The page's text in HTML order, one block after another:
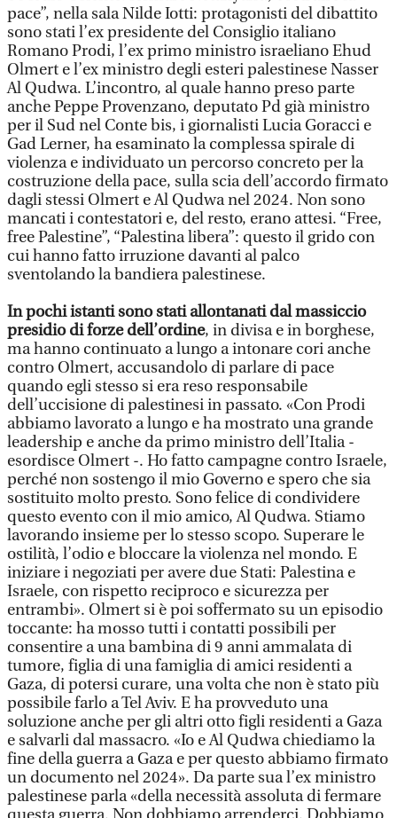
pace”, nella sala Nilde Iotti: protagonisti del dibattito
sono stati l’ex presidente del Consiglio italiano
Romano Prodi, l’ex primo ministro israeliano Ehud
Olmert e l’ex ministro degli esteri palestinese Nasser
Al Qudwa. L’incontro, al quale hanno preso parte
anche Peppe Provenzano, deputato Pd già ministro
per il Sud nel Conte bis, i giornalisti Lucia Goracci e
Gad Lerner, ha esaminato la complessa spirale di
violenza e individuato un percorso concreto per la
costruzione della pace, sulla scia dell’accordo firmato
dagli stessi Olmert e Al Qudwa nel 2024. Non sono
mancati i contestatori e, del resto, erano attesi. “Free,
free Palestine”, “Palestina libera”: questo il grido con
cui hanno fatto irruzione davanti al palco
sventolando la bandiera palestinese.
In pochi istanti sono stati allontanati dal massiccio
presidio di forze dell’ordine, in divisa e in borghese,
ma hanno continuato a lungo a intonare cori anche
contro Olmert, accusandolo di parlare di pace
quando egli stesso si era reso responsabile
dell’uccisione di palestinesi in passato. «Con Prodi
abbiamo lavorato a lungo e ha mostrato una grande
leadership e anche da primo ministro dell’Italia -
esordisce Olmert -. Ho fatto campagne contro Israele,
perché non sostengo il mio Governo e spero che sia
sostituito molto presto. Sono felice di condividere
questo evento con il mio amico, Al Qudwa. Stiamo
lavorando insieme per lo stesso scopo. Superare le
ostilità, l’odio e bloccare la violenza nel mondo. E
iniziare i negoziati per avere due Stati: Palestina e
Israele, con rispetto reciproco e sicurezza per
entrambi». Olmert si è poi soffermato su un episodio
toccante: ha mosso tutti i contatti possibili per
consentire a una bambina di 9 anni ammalata di
tumore, figlia di una famiglia di amici residenti a
Gaza, di potersi curare, una volta che non è stato più
possibile farlo a Tel Aviv. E ha provveduto una
soluzione anche per gli altri otto figli residenti a Gaza
e salvarli dal massacro. «Io e Al Qudwa chiediamo la
fine della guerra a Gaza e per questo abbiamo firmato
un documento nel 2024». Da parte sua l’ex ministro
palestinese parla «della necessità assoluta di fermare